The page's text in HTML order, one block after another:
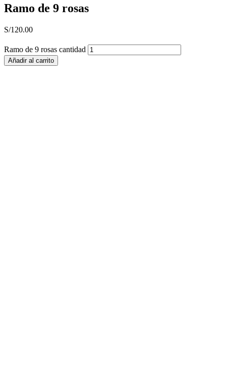
Ramo de 9 rosas
S/120.00
Ramo de 9 rosas cantidad
Añadir al carrito